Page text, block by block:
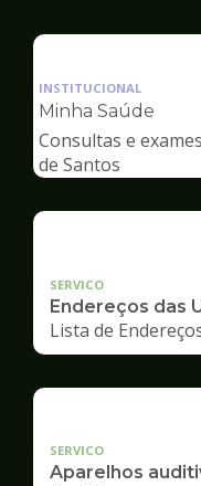
INSTITUCIONAL
Minha Saúde
Consultas e
de Santos
SERVICO
Endereços das
Lista de
SERVICO
Aparelhos